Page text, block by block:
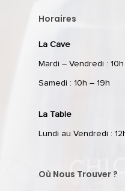
Horaires
La Cave
Mardi – Vendredi :
Samedi : 10h – 19h
La Table
Lundi au Vendredi :
Où Nous Trouver ?